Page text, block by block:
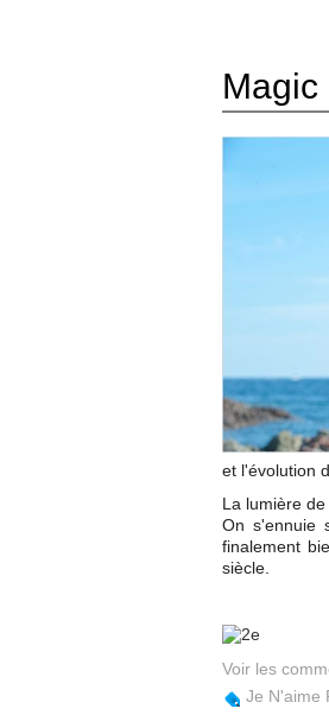
Magic
et l'évolution
La lumière
On s'ennuie
finalement
siècle.
Voir les
Je N'aime